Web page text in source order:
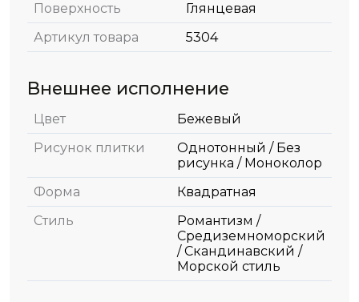
Поверхность
Глянцевая
Артикул товара
5304
Внешнее исполнение
Цвет
Бежевый
Рисунок плитки
Однотонный / Без
рисунка / Моноколор
Форма
Квадратная
Стиль
Романтизм /
Средиземноморский
/ Скандинавский /
Морской стиль